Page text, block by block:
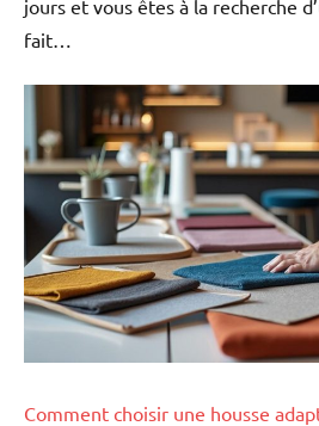
jours et vous êtes à la recherche
fait…
Comment choisir une housse